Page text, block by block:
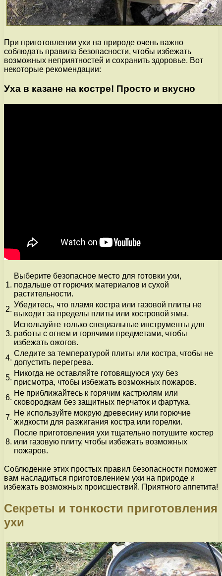
При приготовлении ухи на природе очень важно
соблюдать правила безопасности, чтобы избежать
возможных неприятностей и сохранить здоровье. Вот
некоторые рекомендации:
Уха в казане на костре! Просто и вкусно
1.
Выберите безопасное место для готовки ухи,
подальше от горючих материалов и сухой
растительности.
2.
Убедитесь, что пламя костра или газовой плиты не
выходит за пределы плиты или костровой ямы.
3.
Используйте только специальные инструменты для
работы с огнем и горячими предметами, чтобы
избежать ожогов.
4.
Следите за температурой плиты или костра, чтобы не
допустить перегрева.
5.
Никогда не оставляйте готовящуюся уху без
присмотра, чтобы избежать возможных пожаров.
6.
Не приближайтесь к горячим кастрюлям или
сковородкам без защитных перчаток и фартука.
7.
Не используйте мокрую древесину или горючие
жидкости для разжигания костра или горелки.
8.
После приготовления ухи тщательно потушите костер
или газовую плиту, чтобы избежать возможных
пожаров.
Соблюдение этих простых правил безопасности поможет
вам насладиться приготовлением ухи на природе и
избежать возможных происшествий. Приятного аппетита!
Секреты и тонкости приготовления
ухи